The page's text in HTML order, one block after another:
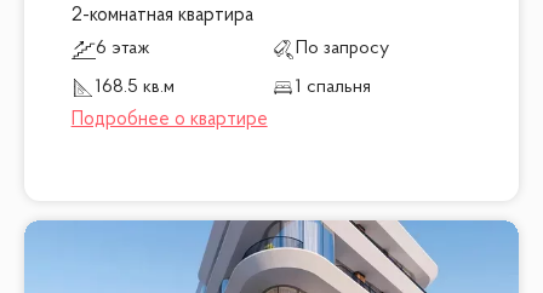
2-комнатная квартира
6 этаж
По запросу
168.5 кв.м
1 спальня